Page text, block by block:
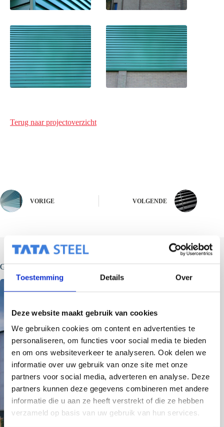
Toestemming Details Over
Deze website maakt gebruik van cookies
We gebruiken cookies om content en advertenties te
personaliseren, om functies voor social media te bieden
en om ons websiteverkeer te analyseren. Ook delen we
informatie over uw gebruik van onze site met onze
partners voor social media, adverteren en analyse. Deze
partners kunnen deze gegevens combineren met andere
informatie die u aan ze heeft verstrekt of die ze hebben
verzameld op basis van uw gebruik van hun services.
Terug naar projectoverzicht
VORIGE VOLGENDE
Gerelateerde berichten